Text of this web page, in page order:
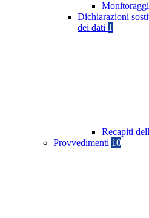
Dichiarazioni
dei dati 1
Recapiti
Provvedimenti 10